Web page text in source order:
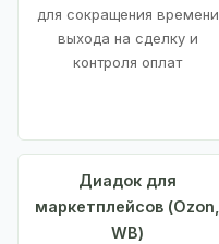
для сокращения времени
выхода на сделку и
контроля оплат
Диадок для
маркетплейсов (Ozon,
WB)